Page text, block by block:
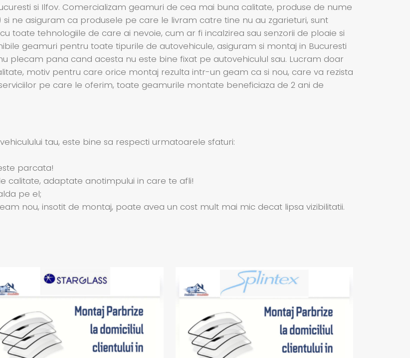
si Ilfov. Comercializam geamuri de cea mai buna calitate, produse de nume
si ne asiguram ca produsele pe care le livram catre tine nu au zgarieturi, sunt
toate tehnologiile de care ai nevoie, cum ar fi incalzirea sau senzorii de ploaie si
geamuri pentru toate tipurile de autovehicule, asiguram si montaj in Bucuresti
plecam pana cand acesta nu este bine fixat pe autovehiculul sau. Lucram doar
motiv pentru care orice montaj rezulta intr-un geam ca si nou, care va rezista
pe care le oferim, toate geamurile montate beneficiaza de 2 ani de
tau, este bine sa respecti urmatoarele sfaturi:
parcata!
calitate, adaptate anotimpului in care te afli!
pe el;
nou, insotit de montaj, poate avea un cost mult mai mic decat lipsa vizibilitatii.